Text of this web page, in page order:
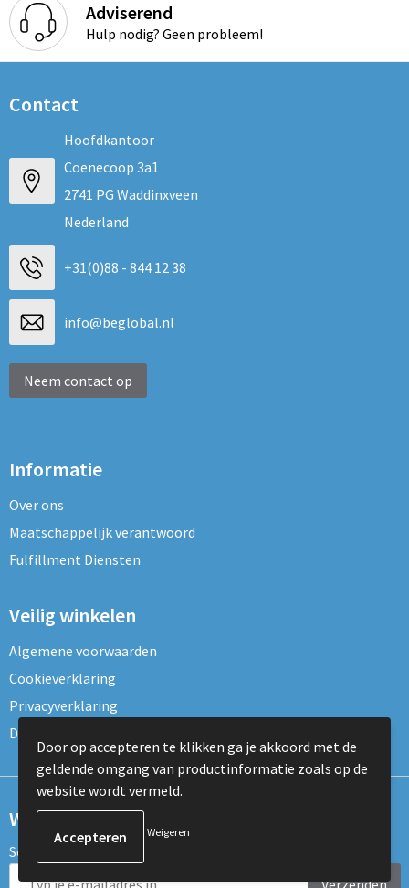
Adviserend
Hulp nodig? Geen probleem!
Contact
Hoofdkantoor
Coenecoop 3a1
2741 PG Waddinxveen
Nederland
+31(0)88 - 844 12 38
info@beglobal.nl
Neem contact op
Informatie
Over ons
Maatschappelijk verantwoord
Fulfillment Diensten
Veilig winkelen
Algemene voorwaarden
Cookieverklaring
Privacyverklaring
Disclaimer
Wil je onze nieuwsbrief ontvangen?
Schrijf je dan nu in voor de nieuwsbrief!
Verzenden
Door op accepteren te klikken ga je akkoord met de
geldende omgang van productinformatie zoals op de
website wordt vermeld.
Weigeren